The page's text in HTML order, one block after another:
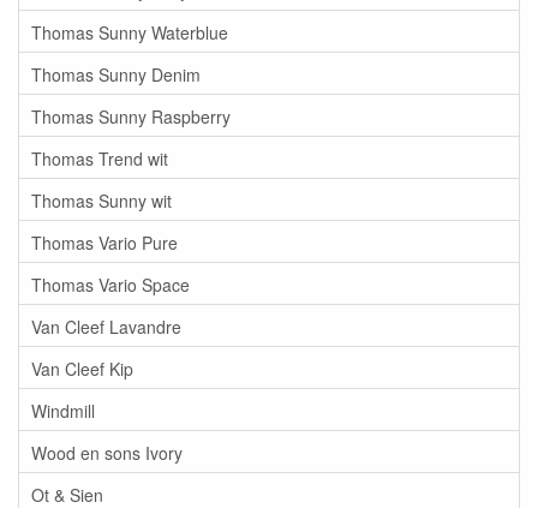
Thomas Sunny Waterblue
Thomas Sunny Denim
Thomas Sunny Raspberry
Thomas Trend wit
Thomas Sunny wit
Thomas Vario Pure
Thomas Vario Space
Van Cleef Lavandre
Van Cleef Kip
Windmill
Wood en sons Ivory
Ot & Sien